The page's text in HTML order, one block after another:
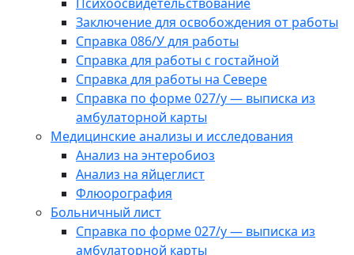
Заключение для освобождения от работы
Справка 086/У для работы
Справка для работы с гостайной
Справка для работы на Севере
Справка по форме 027/у — выписка из
амбулаторной карты
Медицинские анализы и исследования
Анализ на энтеробиоз
Анализ на яйцеглист
Флюорография
Больничный лист
Справка по форме 027/у — выписка из
амбулаторной карты